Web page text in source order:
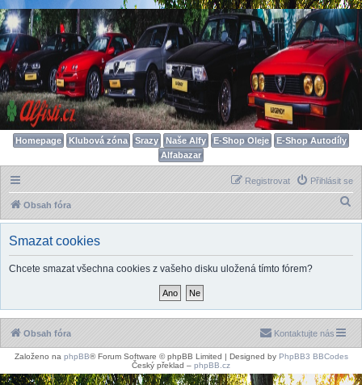
Homepage Klubová zóna Srazy Naše Alfy E-Shop Oleje
E-Shop Autodíly
Alfabazar
Přihlásit se
Registrovat
Obsah fóra
l
Smazat cookies
Chcete smazat všechna cookies z vašeho disku uložená tímto fórem?
Obsah fóra Kontaktujte nás
Založeno na phpBB® Forum Software © phpBB Limited | Designed by PhpBB3 BBCodes
Český překlad – phpBB.cz